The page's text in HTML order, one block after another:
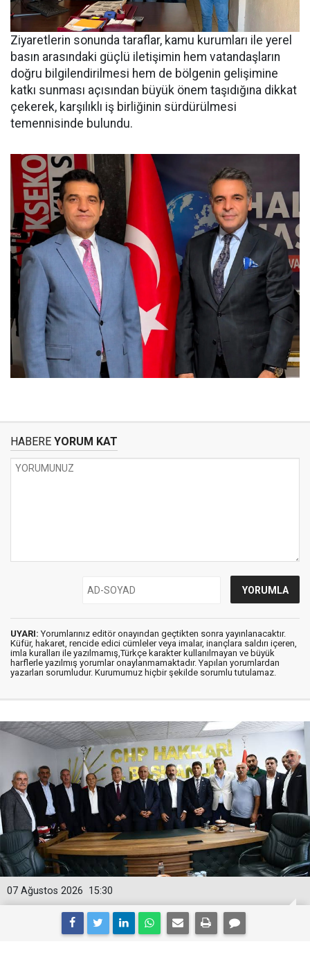
Ziyaretlerin sonunda taraflar, kamu kurumları ile yerel
basın arasındaki güçlü iletişimin hem vatandaşların
doğru bilgilendirilmesi hem de bölgenin gelişimine
katkı sunması açısından büyük önem taşıdığına dikkat
çekerek, karşılıklı iş birliğinin sürdürülmesi
temennisinde bulundu.
HABERE YORUM KAT
UYARI: Yorumlarınız editör onayından geçtikten sonra yayınlanacaktır.
Küfür, hakaret, rencide edici cümleler veya imalar, inançlara saldırı içeren,
imla kuralları ile yazılmamış,Türkçe karakter kullanılmayan ve büyük
harflerle yazılmış yorumlar onaylanmamaktadır. Yapılan yorumlardan
yazarları sorumludur. Kurumumuz hiçbir şekilde sorumlu tutulamaz.
15:30
07 Ağustos 2026